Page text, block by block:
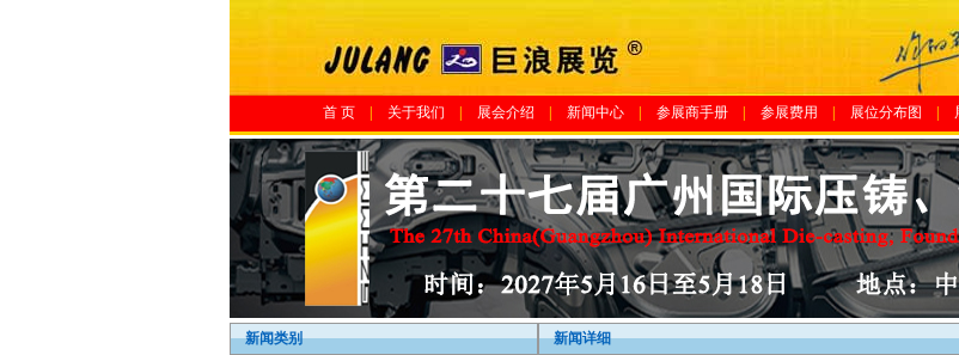
首 页 关于我们 展会介绍 新闻中心 参展商手册| 参展费用 展位分布图
新闻类别 新闻详细